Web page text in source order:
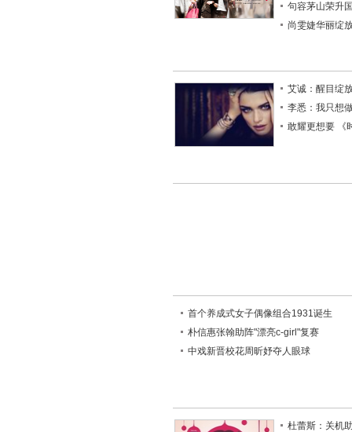
句容茅山荣升
尚雯婕华丽绽
艾诚：醒目绽
李悉：我只想
敢耀更想要 《
首个养成式女子偶像组合1931诞生
朴信惠张翰助阵"漂亮c-girl"复赛
中戏新晋校花周昕妤夺人眼球
杜蕾斯：关机